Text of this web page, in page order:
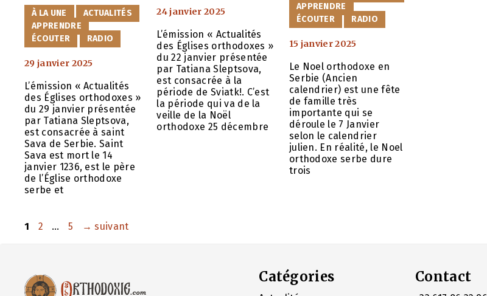
CATÉGORIES
À LA UNE
ACTUALITÉS
APPRENDRE
ÉCOUTER
RADIO
29 janvier 2025
L’émission « Actualités
des Églises orthodoxes »
du 29 janvier présentée
par Tatiana Sleptsova,
est consacrée à saint
Sava de Serbie. Saint
Sava est mort le 14
janvier 1236, est le père
de l’Église orthodoxe
serbe et
24 janvier 2025
L’émission « Actualités
des Églises orthodoxes »
du 22 janvier présentée
par Tatiana Sleptsova,
est consacrée à la
période de Sviatk!. C’est
la période qui va de la
veille de la Noël
orthodoxe 25 décembre
APPRENDRE
ÉCOUTER
RADIO
15 janvier 2025
Le Noel orthodoxe en
Serbie (Ancien
calendrier) est une fête
de famille très
importante qui se
déroule le 7 Janvier
selon le calendrier
julien. En réalité, le Noel
orthodoxe serbe dure
trois
Page
1 Page
2 … Page
5 → suivant
Catégories Contact